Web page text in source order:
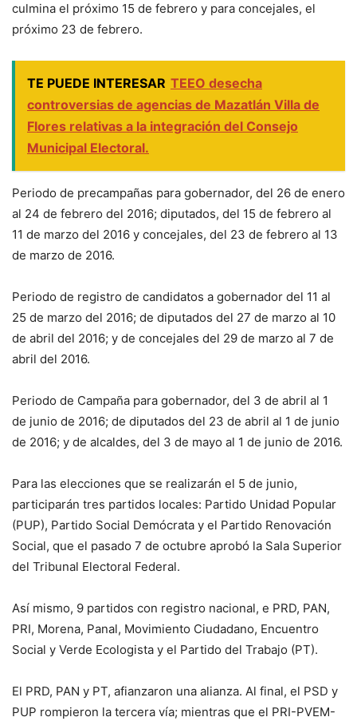
culmina el próximo 15 de febrero y para concejales, el
próximo 23 de febrero.
TE PUEDE INTERESAR TEEO desecha
controversias de agencias de Mazatlán Villa de
Flores relativas a la integración del Consejo
Municipal Electoral.
Periodo de precampañas para gobernador, del 26 de enero
al 24 de febrero del 2016; diputados, del 15 de febrero al
11 de marzo del 2016 y concejales, del 23 de febrero al 13
de marzo de 2016.
Periodo de registro de candidatos a gobernador del 11 al
25 de marzo del 2016; de diputados del 27 de marzo al 10
de abril del 2016; y de concejales del 29 de marzo al 7 de
abril del 2016.
Periodo de Campaña para gobernador, del 3 de abril al 1
de junio de 2016; de diputados del 23 de abril al 1 de junio
de 2016; y de alcaldes, del 3 de mayo al 1 de junio de 2016.
Para las elecciones que se realizarán el 5 de junio,
participarán tres partidos locales: Partido Unidad Popular
(PUP), Partido Social Demócrata y el Partido Renovación
Social, que el pasado 7 de octubre aprobó la Sala Superior
del Tribunal Electoral Federal.
Así mismo, 9 partidos con registro nacional, e PRD, PAN,
PRI, Morena, Panal, Movimiento Ciudadano, Encuentro
Social y Verde Ecologista y el Partido del Trabajo (PT).
El PRD, PAN y PT, afianzaron una alianza. Al final, el PSD y
PUP rompieron la tercera vía; mientras que el PRI-PVEM-